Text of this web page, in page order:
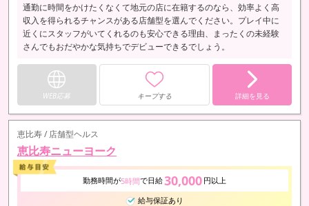
通勤に時間をかけたくなくて地元の店に在籍するのなら、効率よく高
収入を得られるチャンスがある店舗型を選んでください。プレイ中に
近くにスタッフがいてくれるのも安心できる理由、まったくの未経験
さんでもおだやかな気持ちでデビューできるでしょう。
WEB応募 キープする 詳細を見る
恵比寿 / 店舗型ヘルス
恵比寿ニューヨーク
勤務時間が5時間で日給30,000 円以上
給与保証あり